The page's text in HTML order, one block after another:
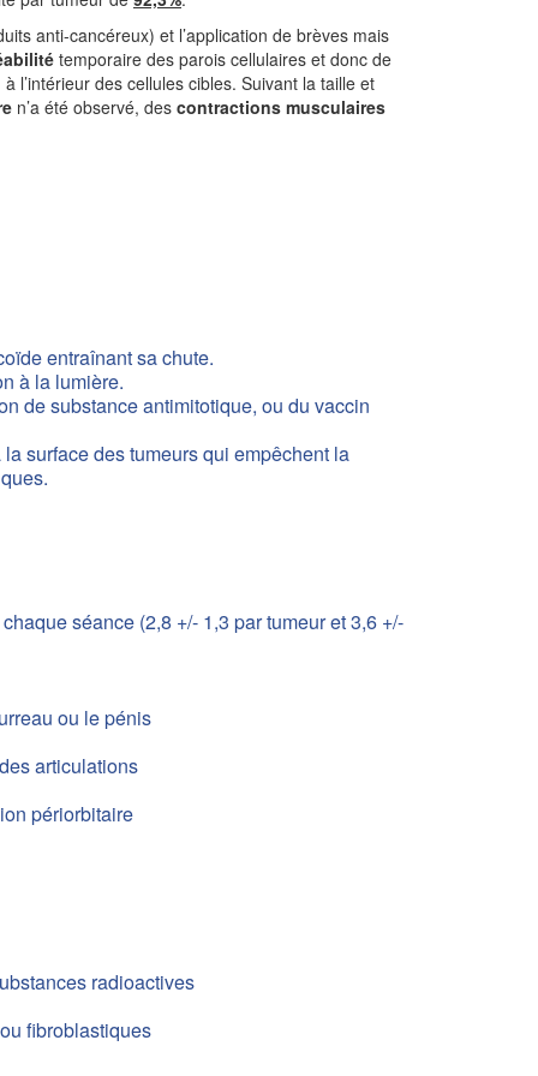
anti-cancéreux) et l’application de brèves mais
temporaire des parois cellulaires et donc de
l’intérieur des cellules cibles. Suivant la taille et
n’a été observé, des contractions musculaires
entraînant sa chute.
à la lumière.
de substance antimitotique, ou du vaccin
surface des tumeurs qui empêchent la
séance (2,8 +/- 1,3 par tumeur et 3,6 +/-
ou le pénis
articulations
périorbitaire
radioactives
fibroblastiques